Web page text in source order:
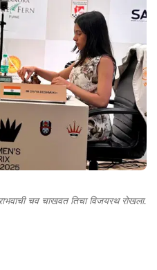
चव चाखवत तिचा विजयरथ रोखला.